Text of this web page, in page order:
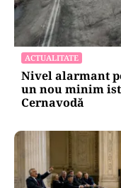
ACTUALITATE
Nivel alarmant
un nou minim
Cernavodă